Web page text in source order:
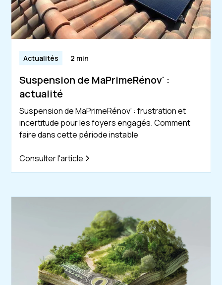
Actualités 2 min
Suspension de MaPrimeRénov' :
actualité
Suspension de MaPrimeRénov' : frustration et
incertitude pour les foyers engagés. Comment
faire dans cette période instable
Consulter l'article